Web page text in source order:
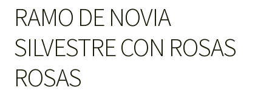
RAMO DE NOVIA
SILVESTRE CON ROSAS
ROSAS